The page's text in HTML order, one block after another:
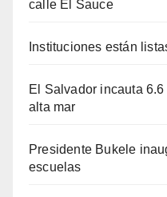
calle El Sauce
Instituciones están
El Salvador incauta
alta mar
Presidente Bukele
escuelas